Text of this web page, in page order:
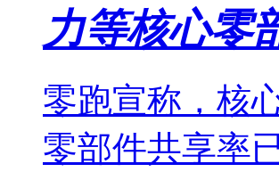
力等核心零
零跑宣称，核
零部件共享率